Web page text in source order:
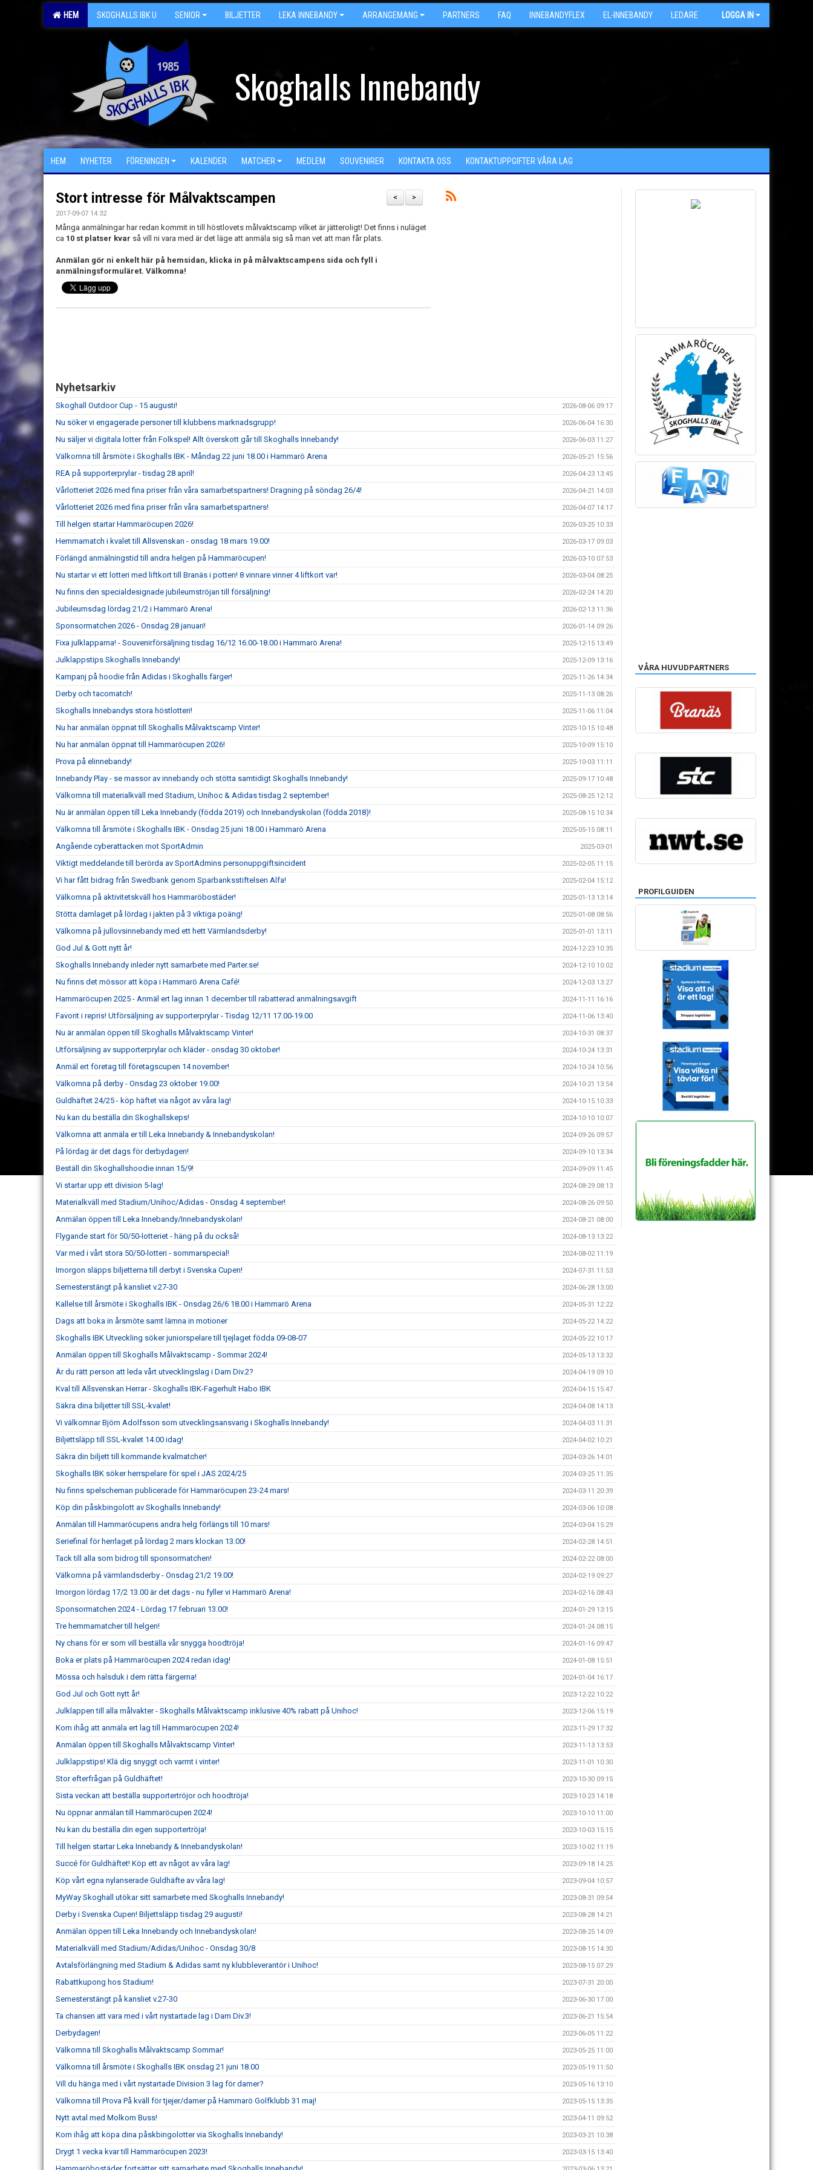
HEM SKOGHALLS IBK U SENIOR BILJETTER LEKA INNEBANDY ARRANGEMANG PARTNERS FAQ INNEBANDYFLEX EL-INNEBANDY LEDARE ARKIV
LOGGA IN
Skoghalls Innebandy
HEM NYHETER FÖRENINGEN KALENDER MATCHER MEDLEM SOUVENIRER KONTAKTA OSS KONTAKTUPPGIFTER VÅRA LAG
>
<
Stort intresse för Målvaktscampen
2017-09-07 14:32
Många anmälningar har redan kommit in till höstlovets målvaktscamp vilket är jätteroligt! Det finns i nuläget
ca 10 st platser kvar så vill ni vara med är det läge att anmäla sig så man vet att man får plats.
Anmälan gör ni enkelt här på hemsidan, klicka in på målvaktscampens sida och fyll i
anmälningsformuläret. Välkomna!
Nyhetsarkiv
Skoghall Outdoor Cup - 15 augusti! 2026-08-06 09:17
Nu söker vi engagerade personer till klubbens marknadsgrupp! 2026-06-04 16:30
Nu säljer vi digitala lotter från Folkspel! Allt överskott går till Skoghalls Innebandy! 2026-06-03 11:27
Välkomna till årsmöte i Skoghalls IBK - Måndag 22 juni 18.00 i Hammarö Arena 2026-05-21 15:56
REA på supporterprylar - tisdag 28 april! 2026-04-23 13:45
Vårlotteriet 2026 med fina priser från våra samarbetspartners! Dragning på söndag 26/4! 2026-04-21 14:03
Vårlotteriet 2026 med fina priser från våra samarbetspartners! 2026-04-07 14:17
Till helgen startar Hammaröcupen 2026! 2026-03-25 10:33
Hemmamatch i kvalet till Allsvenskan - onsdag 18 mars 19.00! 2026-03-17 09:03
Förlängd anmälningstid till andra helgen på Hammaröcupen! 2026-03-10 07:53
Nu startar vi ett lotteri med liftkort till Branäs i potten! 8 vinnare vinner 4 liftkort var! 2026-03-04 08:25
Nu finns den specialdesignade jubileumströjan till försäljning! 2026-02-24 14:20
Jubileumsdag lördag 21/2 i Hammarö Arena! 2026-02-13 11:36
Sponsormatchen 2026 - Onsdag 28 januari! 2026-01-14 09:26
Fixa julklapparna! - Souvenirförsäljning tisdag 16/12 16.00-18.00 i Hammarö Arena! 2025-12-15 13:49
Julklappstips Skoghalls Innebandy! 2025-12-09 13:16
Kampanj på hoodie från Adidas i Skoghalls färger! 2025-11-26 14:34
Derby och tacomatch! 2025-11-13 08:26
Skoghalls Innebandys stora höstlotteri! 2025-11-06 11:04
Nu har anmälan öppnat till Skoghalls Målvaktscamp Vinter! 2025-10-15 10:48
Nu har anmälan öppnat till Hammaröcupen 2026! 2025-10-09 15:10
Prova på elinnebandy! 2025-10-03 11:11
Innebandy Play - se massor av innebandy och stötta samtidigt Skoghalls Innebandy! 2025-09-17 10:48
Välkomna till materialkväll med Stadium, Unihoc & Adidas tisdag 2 september! 2025-08-25 12:12
Nu är anmälan öppen till Leka Innebandy (födda 2019) och Innebandyskolan (födda 2018)! 2025-08-15 10:34
Välkomna till årsmöte i Skoghalls IBK - Onsdag 25 juni 18.00 i Hammarö Arena 2025-05-15 08:11
Angående cyberattacken mot SportAdmin 2025-03-01
Viktigt meddelande till berörda av SportAdmins personuppgiftsincident 2025-02-05 11:15
Vi har fått bidrag från Swedbank genom Sparbanksstiftelsen Alfa! 2025-02-04 15:12
Välkomna på aktivitetskväll hos Hammaröbostäder! 2025-01-13 13:14
Stötta damlaget på lördag i jakten på 3 viktiga poäng! 2025-01-08 08:56
Välkomna på jullovsinnebandy med ett hett Värmlandsderby! 2025-01-01 13:11
God Jul & Gott nytt år! 2024-12-23 10:35
Skoghalls Innebandy inleder nytt samarbete med Parter.se! 2024-12-10 10:02
Nu finns det mössor att köpa i Hammarö Arena Café! 2024-12-03 13:27
Hammaröcupen 2025 - Anmäl ert lag innan 1 december till rabatterad anmälningsavgift 2024-11-11 16:16
Favorit i repris! Utförsäljning av supporterprylar - Tisdag 12/11 17.00-19.00 2024-11-06 13:40
Nu är anmälan öppen till Skoghalls Målvaktscamp Vinter! 2024-10-31 08:37
Utförsäljning av supporterprylar och kläder - onsdag 30 oktober! 2024-10-24 13:31
Anmäl ert företag till företagscupen 14 november! 2024-10-24 10:56
Välkomna på derby - Onsdag 23 oktober 19.00! 2024-10-21 13:54
Guldhäftet 24/25 - köp häftet via något av våra lag! 2024-10-15 10:33
Nu kan du beställa din Skoghallskeps! 2024-10-10 10:07
Välkomna att anmäla er till Leka Innebandy & Innebandyskolan! 2024-09-26 09:57
På lördag är det dags för derbydagen! 2024-09-10 13:34
Beställ din Skoghallshoodie innan 15/9! 2024-09-09 11:45
Vi startar upp ett division 5-lag! 2024-08-29 08:13
Materialkväll med Stadium/Unihoc/Adidas - Onsdag 4 september! 2024-08-26 09:50
Anmälan öppen till Leka Innebandy/Innebandyskolan! 2024-08-21 08:00
Flygande start för 50/50-lotteriet - häng på du också! 2024-08-13 13:22
Var med i vårt stora 50/50-lotteri - sommarspecial! 2024-08-02 11:19
Imorgon släpps biljetterna till derbyt i Svenska Cupen! 2024-07-31 11:53
Semesterstängt på kansliet v.27-30 2024-06-28 13:00
Kallelse till årsmöte i Skoghalls IBK - Onsdag 26/6 18.00 i Hammarö Arena 2024-05-31 12:22
Dags att boka in årsmöte samt lämna in motioner 2024-05-22 14:22
Skoghalls IBK Utveckling söker juniorspelare till tjejlaget födda 09-08-07 2024-05-22 10:17
Anmälan öppen till Skoghalls Målvaktscamp - Sommar 2024! 2024-05-13 13:32
Är du rätt person att leda vårt utvecklingslag i Dam Div.2? 2024-04-19 09:10
Kval till Allsvenskan Herrar - Skoghalls IBK-Fagerhult Habo IBK 2024-04-15 15:47
Säkra dina biljetter till SSL-kvalet! 2024-04-08 14:13
Vi välkomnar Björn Adolfsson som utvecklingsansvarig i Skoghalls Innebandy! 2024-04-03 11:31
Biljettsläpp till SSL-kvalet 14.00 idag! 2024-04-02 10:21
Säkra din biljett till kommande kvalmatcher! 2024-03-26 14:01
Skoghalls IBK söker herrspelare för spel i JAS 2024/25 2024-03-25 11:35
Nu finns spelscheman publicerade för Hammaröcupen 23-24 mars! 2024-03-11 20:39
Köp din påskbingolott av Skoghalls Innebandy! 2024-03-06 10:08
Anmälan till Hammaröcupens andra helg förlängs till 10 mars! 2024-03-04 15:29
Seriefinal för herrlaget på lördag 2 mars klockan 13.00! 2024-02-28 14:51
Tack till alla som bidrog till sponsormatchen! 2024-02-22 08:00
Välkomna på värmlandsderby - Onsdag 21/2 19.00! 2024-02-19 09:27
Imorgon lördag 17/2 13.00 är det dags - nu fyller vi Hammarö Arena! 2024-02-16 08:43
Sponsormatchen 2024 - Lördag 17 februari 13.00! 2024-01-29 13:15
Tre hemmamatcher till helgen! 2024-01-24 08:15
Ny chans för er som vill beställa vår snygga hoodtröja! 2024-01-16 09:47
Boka er plats på Hammaröcupen 2024 redan idag! 2024-01-08 15:51
Mössa och halsduk i dem rätta färgerna! 2024-01-04 16:17
God Jul och Gott nytt år! 2023-12-22 10:22
Julklappen till alla målvakter - Skoghalls Målvaktscamp inklusive 40% rabatt på Unihoc! 2023-12-06 15:19
Kom ihåg att anmäla ert lag till Hammaröcupen 2024! 2023-11-29 17:32
Anmälan öppen till Skoghalls Målvaktscamp Vinter! 2023-11-13 13:53
Julklappstips! Klä dig snyggt och varmt i vinter! 2023-11-01 10:30
Stor efterfrågan på Guldhäftet! 2023-10-30 09:15
Sista veckan att beställa supportertröjor och hoodtröja! 2023-10-23 14:18
Nu öppnar anmälan till Hammaröcupen 2024! 2023-10-10 11:00
Nu kan du beställa din egen supportertröja! 2023-10-03 15:15
Till helgen startar Leka Innebandy & Innebandyskolan! 2023-10-02 11:19
Succé för Guldhäftet! Köp ett av något av våra lag! 2023-09-18 14:25
Köp vårt egna nylanserade Guldhäfte av våra lag! 2023-09-04 10:57
MyWay Skoghall utökar sitt samarbete med Skoghalls Innebandy! 2023-08-31 09:54
Derby i Svenska Cupen! Biljettsläpp tisdag 29 augusti! 2023-08-28 14:21
Anmälan öppen till Leka Innebandy och Innebandyskolan! 2023-08-25 14:09
Materialkväll med Stadium/Adidas/Unihoc - Onsdag 30/8 2023-08-15 14:30
Avtalsförlängning med Stadium & Adidas samt ny klubbleverantör i Unihoc! 2023-08-15 07:29
Rabattkupong hos Stadium! 2023-07-31 20:00
Semesterstängt på kansliet v.27-30 2023-06-30 17:00
Ta chansen att vara med i vårt nystartade lag i Dam Div.3! 2023-06-21 15:54
Derbydagen! 2023-06-05 11:22
Välkomna till Skoghalls Målvaktscamp Sommar! 2023-05-25 11:00
Välkomna till årsmöte i Skoghalls IBK onsdag 21 juni 18.00 2023-05-19 11:50
Vill du hänga med i vårt nystartade Division 3 lag för damer? 2023-05-16 13:10
Välkomna till Prova På kväll för tjejer/damer på Hammarö Golfklubb 31 maj! 2023-05-15 13:35
Nytt avtal med Molkom Buss! 2023-04-11 09:52
Kom ihåg att köpa dina påskbingolotter via Skoghalls Innebandy! 2023-03-21 10:38
Drygt 1 vecka kvar till Hammaröcupen 2023! 2023-03-15 13:40
VÅRA HUVUDPARTNERS
PROFILGUIDEN